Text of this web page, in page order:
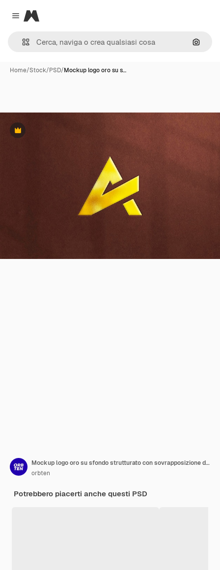
Close menu
Magnific
Cerca
Home/Stock/PSD/Mockup logo oro su s…
Premium
Mockup logo oro su sfondo strutturato con sovrapposizione di ombre
orbten
Potrebbero piacerti anche questi PSD